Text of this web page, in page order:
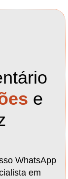
e
WhatsApp
em